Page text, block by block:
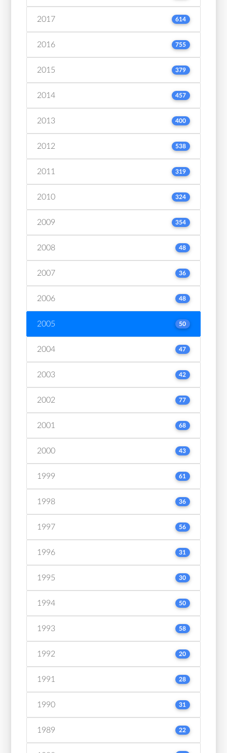
2017 614
2016 755
2015 379
2014 457
2013 400
2012 538
2011 319
2010 324
2009 354
2008 48
2007 36
2006 48
2005 50
2004 47
2003 42
2002 77
2001 68
2000 43
1999 61
1998 36
1997 56
1996 31
1995 30
1994 50
1993 58
1992 20
1991 28
1990 31
1989 22